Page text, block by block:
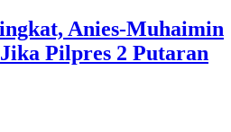
Anies-Muhaimin
Pilpres 2 Putaran